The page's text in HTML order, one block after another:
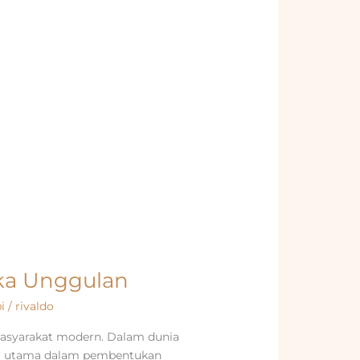
Unggulan
/ rivaldo
modern. Dalam dunia
utama dalam pembentukan